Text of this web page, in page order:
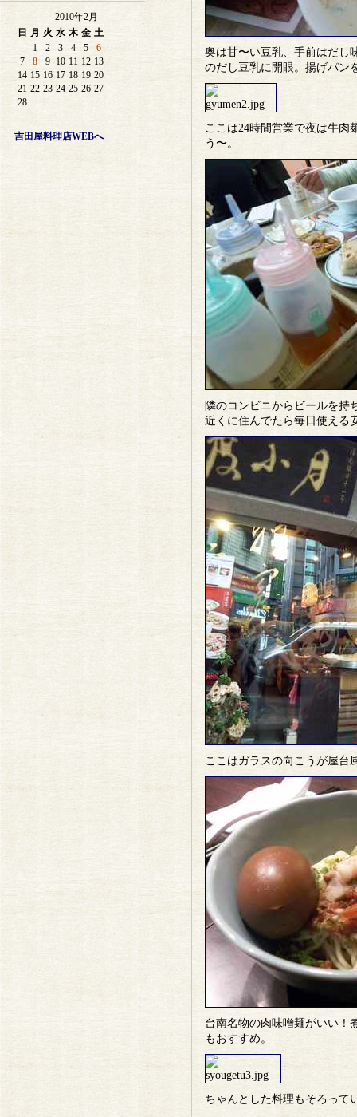
2010年2月
日 月 火 水 木 金 土
1
2 3 4 5
6
7
8 9 10 11 12 13
14 15 16 17 18 19 20
21 22 23 24 25 26 27
28
吉田屋料理店WEBへ
奥は甘〜い豆乳、手前はだし
のだし豆乳に開眼。揚げパン
ここは24時間営業で夜は牛肉
う〜。
隣のコンビニからビールを持
近くに住んでたら毎日使える
ここはガラスの向こうが屋台
台南名物の肉味噌麺がいい！
もおすすめ。
ちゃんとした料理もそろって